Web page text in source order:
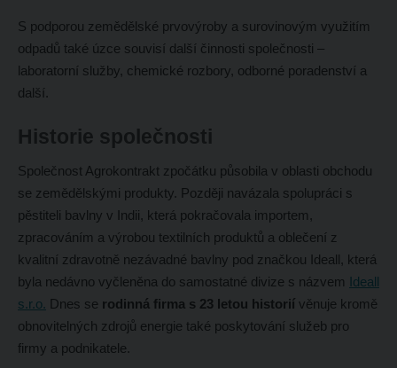
S podporou zemědělské prvovýroby a surovinovým využitím
odpadů také úzce souvisí další činnosti společnosti –
laboratorní služby, chemické rozbory, odborné poradenství a
další.
Historie společnosti
Společnost Agrokontrakt zpočátku působila v oblasti obchodu
se zemědělskými produkty. Později navázala spolupráci s
pěstiteli bavlny v Indii, která pokračovala importem,
zpracováním a výrobou textilních produktů a oblečení z
kvalitní zdravotně nezávadné bavlny pod značkou Ideall, která
byla nedávno vyčleněna do samostatné divize s názvem Ideall
s.r.o. Dnes se rodinná firma s 23 letou historiívěnuje kromě
obnovitelných zdrojů energie také poskytování služeb pro
firmy a podnikatele.